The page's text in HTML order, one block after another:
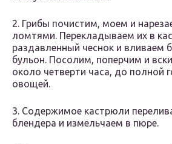
2. Грибы почистим, моем и
ломтями. Перекладываем их в
раздавленный чеснок и вливаем
бульон. Посолим, поперчим и
около четверти часа, до полной
овощей.
3. Содержимое кастрюли
блендера и измельчаем в пюре.